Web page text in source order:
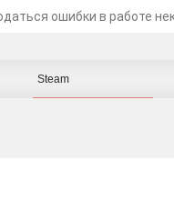
ошибки в работе